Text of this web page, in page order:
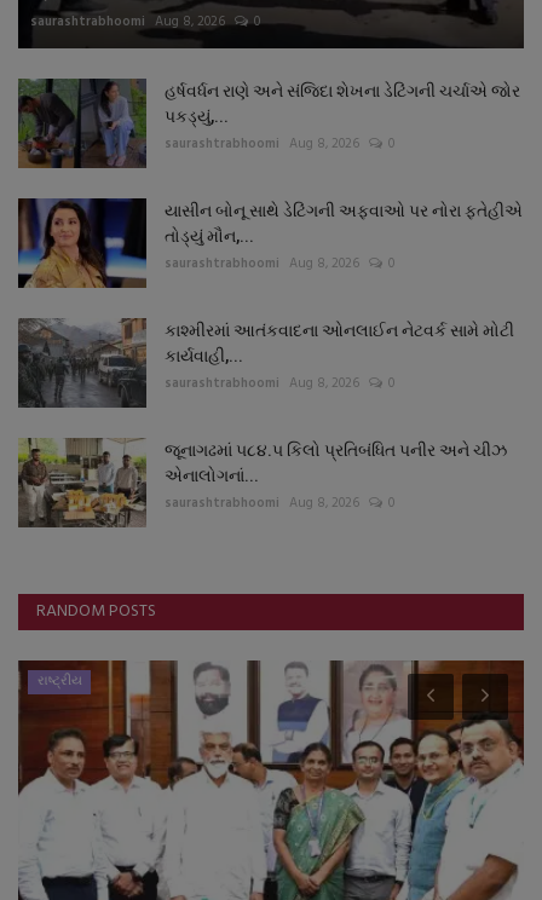
રાશિફળ
ગુનાખોરી
બોલિવૂડ
સ્વાસ્થ્ય
saurashtrabhoomi Aug 8, 2026 0
હર્ષવર્ધન રાણે અને સંજિદા શેખના ડેટિંગની ચર્ચાએ જોર
પકડ્યું,...
saurashtrabhoomi Aug 8, 2026 0
યાસીન બોનૂ સાથે ડેટિંગની અફવાઓ પર નોરા ફતેહીએ
તોડ્યું મૌન,...
saurashtrabhoomi Aug 8, 2026 0
કાશ્મીરમાં આતંકવાદના ઓનલાઈન નેટવર્ક સામે મોટી
કાર્યવાહી,...
saurashtrabhoomi Aug 8, 2026 0
જૂનાગઢમાં ૫૮૪.૫ કિલો પ્રતિબંધિત પનીર અને ચીઝ
એનાલોગનાં...
saurashtrabhoomi Aug 8, 2026 0
RANDOM POSTS
રાષ્ટ્રીય